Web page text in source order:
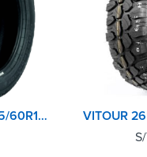
CONTINENTAL 205/60R15 91H CROSSCONTACT AT
S/